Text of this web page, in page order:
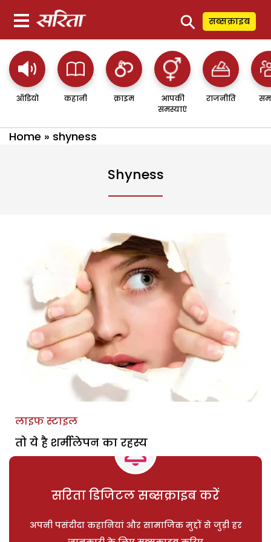
⚲ सब्सक्राइब
ऑडियो कहानी क्राइम
आपकी
समस्याएं
राजनीति
Home » shyness
Shyness
लाइफ स्टाइल
तो ये है शर्मीलेपन का रहस्य
सरिता डिजिटल सब्सक्राइब करें
अपनी पसंदीदा कहानियां और सामाजिक मुद्दों से जुड़ी हर